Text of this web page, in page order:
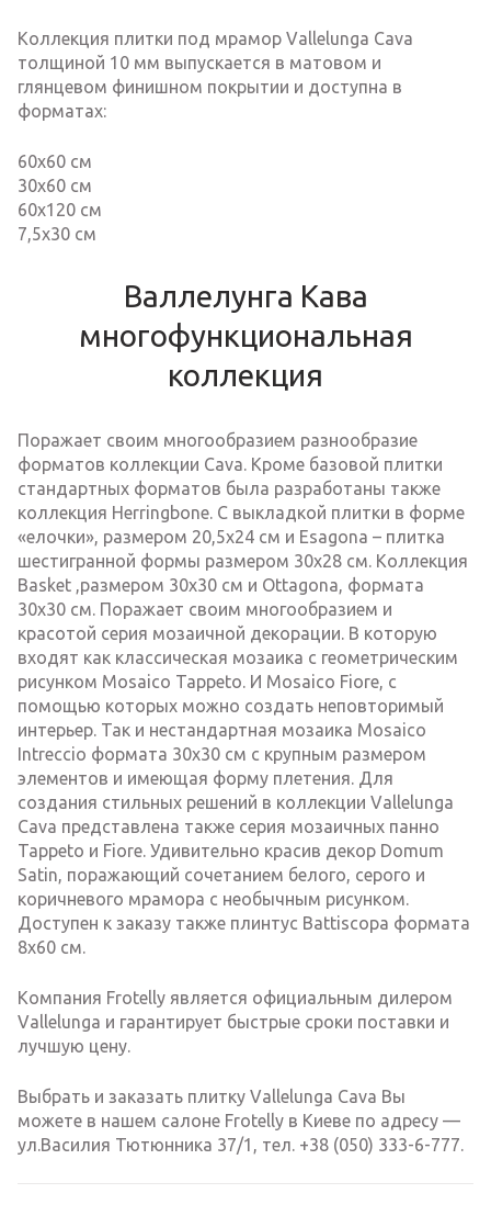
Коллекция плитки под мрамор Vallelunga Cava
толщиной 10 мм выпускается в матовом и
глянцевом финишном покрытии и доступна в
форматах:
60х60 см
30х60 см
60х120 см
7,5х30 см
Валлелунга Кава
многофункциональная
коллекция
Поражает своим многообразием разнообразие
форматов коллекции Cava. Кроме базовой плитки
стандартных форматов была разработаны также
коллекция Herringbone. С выкладкой плитки в форме
«елочки», размером 20,5х24 см и Esagona – плитка
шестигранной формы размером 30х28 см. Коллекция
Basket ,размером 30х30 см и Ottagona, формата
30х30 см. Поражает своим многообразием и
красотой серия мозаичной декорации. В которую
входят как классическая мозаика с геометрическим
рисунком Mosaico Tappeto. И Mosaico Fiore, с
помощью которых можно создать неповторимый
интерьер. Так и нестандартная мозаика Mosaico
Intreccio формата 30х30 см с крупным размером
элементов и имеющая форму плетения. Для
создания стильных решений в коллекции Vallelunga
Cava представлена также серия мозаичных панно
Tappeto и Fiore. Удивительно красив декор Domum
Satin, поражающий сочетанием белого, серого и
коричневого мрамора с необычным рисунком.
Доступен к заказу также плинтус Battiscopa формата
8х60 см.
Компания Frotelly является официальным дилером
Vallelunga и гарантирует быстрые сроки поставки и
лучшую цену.
Выбрать и заказать плитку Vallelunga Cava Вы
можете в нашем салоне Frotelly в Киеве по адресу —
ул.Василия Тютюнника 37/1, тел. +38 (050) 333-6-777.